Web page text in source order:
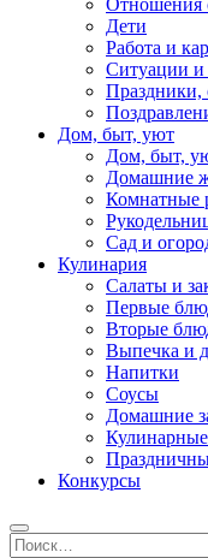
Отношения
Дети
Работа и
Ситуации
Праздники,
Дом, быт, уют
Дом, быт,
Домашние
Комнатные
Сад и
Кулинария
Салаты и
Первые
Вторые
Выпечка и
Напитки
Соусы
Домашние
Конкурсы
Найти: